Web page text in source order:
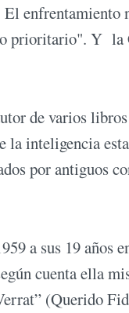
enfrentamiento
prioritario". Y la
de varios
la inteligencia
por antiguos
a sus 19 años
cuenta ella
(Querido